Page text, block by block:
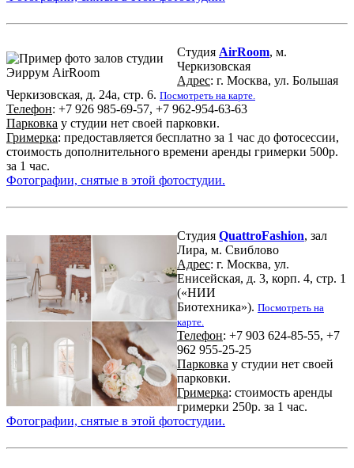
Студия AirRoom, м.
Черкизовская
Адрес: г. Москва, ул. Большая
Черкизовская, д. 24а, стр. 6. Посмотреть на карте.
Телефон: +7 926 985-69-57, +7 962-954-63-63
Парковка у студии нет своей парковки.
Гримерка: предоставляется бесплатно за 1 час до фотосессии,
стоимость дополнительного времени аренды гримерки 500р.
за 1 час.
Фотографии, снятые в этой фотостудии.
Студия QuattroFashion, зал
Лира, м. Свиблово
Адрес: г. Москва, ул.
Енисейская, д. 3, корп. 4, стр. 1
(«НИИ
Биотехника»). Посмотреть на
карте.
Телефон: +7 903 624-85-55, +7
962 955-25-25
Парковка у студии нет своей
парковки.
Гримерка: стоимость аренды
гримерки 250р. за 1 час.
Фотографии, снятые в этой фотостудии.